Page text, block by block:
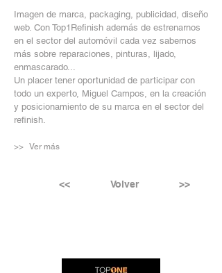
Imagen de marca, packaging, publicidad, diseño
web. Con Top1Refinish además de estrenarnos
en el sector del automóvil cada vez sabemos
más sobre reparaciones, pinturas, lijado,
enmascarado...
Un placer tener oportunidad de participar con
todo un experto, Miguel Campos, en la creación
y posicionamiento de su marca en el sector del
refinish.
>> Ver más
<< Volver >>